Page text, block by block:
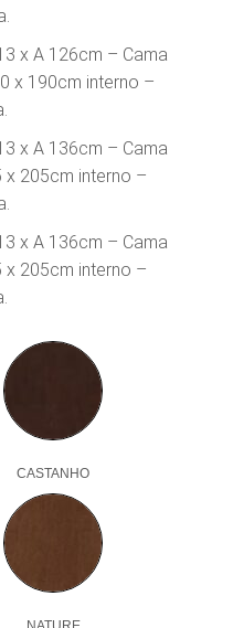
x A 126cm – Cama
x 190cm interno –
x A 136cm – Cama
x 205cm interno –
x A 136cm – Cama
x 205cm interno –
CASTANHO